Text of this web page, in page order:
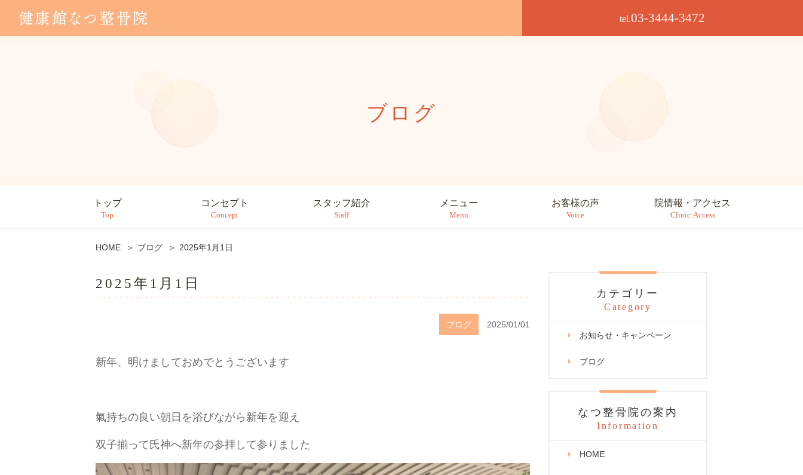
tel.03-3444-3472
ブログ
トップ
Top
コンセプト
Concept
スタッフ紹介
Staff
メニュー
Menu
お客様の声
Voice
院情報・アクセス
Clinic·Access
HOME ブログ 2025年1月1日
2025年1月1日
ブログ 2025/01/01
新年、明けましておめでとうございます
氣持ちの良い朝日を浴びながら新年を迎え
双子揃って氏神へ新年の参拝して参りました
カテゴリー
Category
お知らせ・キャンペーン
ブログ
なつ整骨院の案内
Information
HOME